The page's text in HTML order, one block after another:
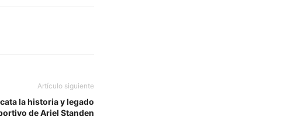
Artículo siguiente
la historia y legado
de Ariel Standen